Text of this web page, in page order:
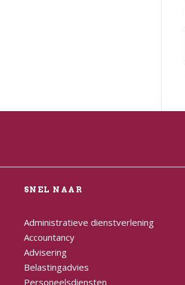
SNEL NAAR
Administratieve dienstverlening
Accountancy
Advisering
Belastingadvies
Personeelsdiensten